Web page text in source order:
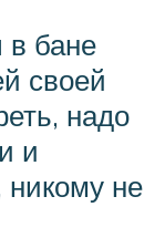
бане
своей
надо
и
не